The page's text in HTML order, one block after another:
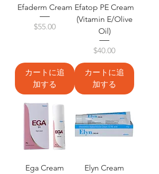
Efaderm Cream
価格
$55.00
カートに追
加する
Efatop PE Cream
(Vitamin E/Olive
Oil)
価格
$40.00
カートに追
加する
Ega Cream
Elyn Cream